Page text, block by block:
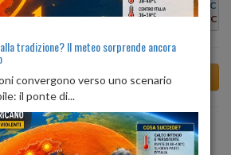
24°C
27°C
Min:
24°C
Max:26°C Max:28°C
Min:25°C
Max:27°C
24°C
Max:28°C
a Albano di Lucania tra 3 giorni
tradizione? Il meteo sorprende ancora
convergono verso uno scenario
il ponte di...